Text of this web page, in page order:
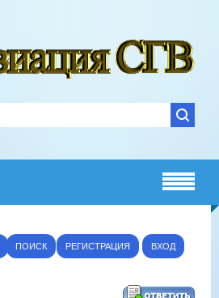
ПОИСК РЕГИСТРАЦИЯ ВХОД